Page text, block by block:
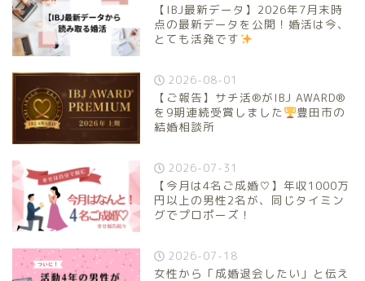
【IBJ最新データ】2026年7月末時
点の最新データを公開！婚活は今、
とても活発です
2026-08-01
【ご報告】サチ活®がIBJ AWARD®
を9期連続受賞しました
豊田市の
結婚相談所
2026-07-31
【今月は4名ご成婚♡】年収1000万
円以上の男性2名が、同じタイミン
グでプロポーズ！
2026-07-18
女性から「成婚退会したい」と伝え